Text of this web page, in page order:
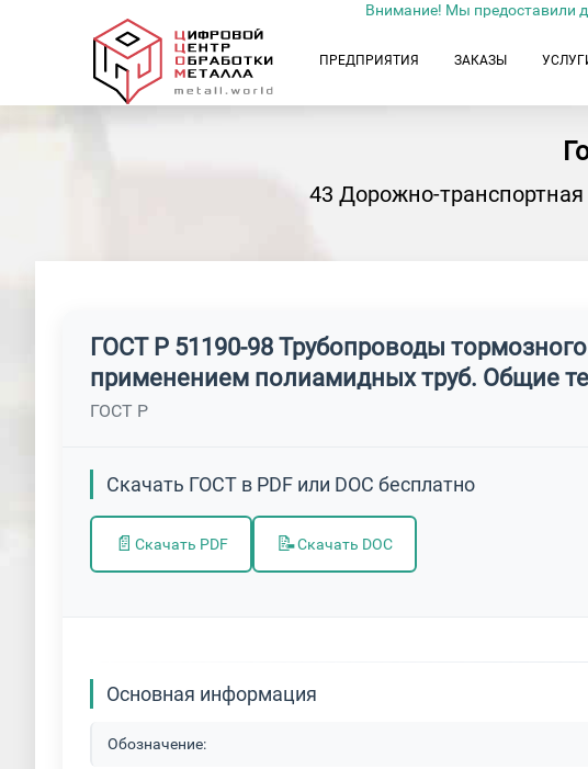
Внимание! Мы предоставили
ПРЕДПРИЯТИЯ ЗАКАЗЫ
43 Дорожно-транспортная
ГОСТ Р 51190-98 Трубопроводы
применением полиамидных труб. Общие
ГОСТ Р
Скачать ГОСТ в PDF или DOC бесплатно
📄 Скачать PDF 📝Скачать DOC
Основная информация
Обозначение: